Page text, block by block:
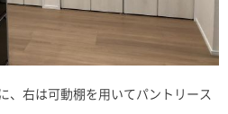
、右は可動棚を用いてパントリース